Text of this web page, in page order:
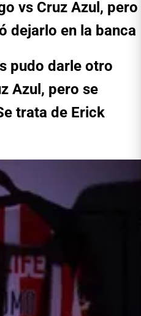
vs Cruz Azul, pero
dejarlo en la banca
pudo darle otro
Azul, pero se
trata de Erick